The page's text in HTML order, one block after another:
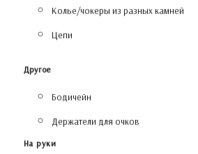
Колье/чокеры из разных камней
Цепи
Другое
Бодичейн
Держатели для очков
На руки